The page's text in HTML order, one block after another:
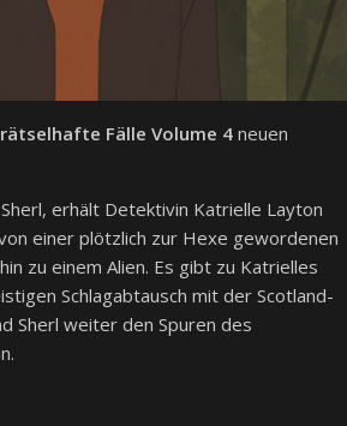
Fälle Volume 4neuen
erhält Detektivin Katrielle Layton
einer plötzlich zur Hexe gewordenen
zu einem Alien. Es gibt zu Katrielles
Schlagabtausch mit der Scotland-
Sherl weiter den Spuren des